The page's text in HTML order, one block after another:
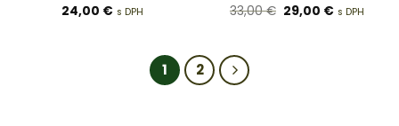
Hodnotenie
24,00 € s DPH
Hodnotenie
33,00€ Pôvodná
cena
29,00 €Aktuálna
s DPH
1 2